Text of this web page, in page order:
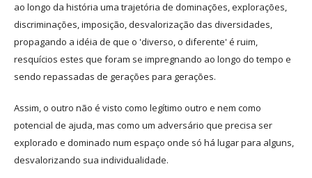
ao longo da história uma trajetória de dominações, explorações,
discriminações, imposição, desvalorização das diversidades,
propagando a idéia de que o 'diverso, o diferente' é ruim,
resquícios estes que foram se impregnando ao longo do tempo e
sendo repassadas de gerações para gerações.
Assim, o outro não é visto como legítimo outro e nem como
potencial de ajuda, mas como um adversário que precisa ser
explorado e dominado num espaço onde só há lugar para alguns,
desvalorizando sua individualidade.